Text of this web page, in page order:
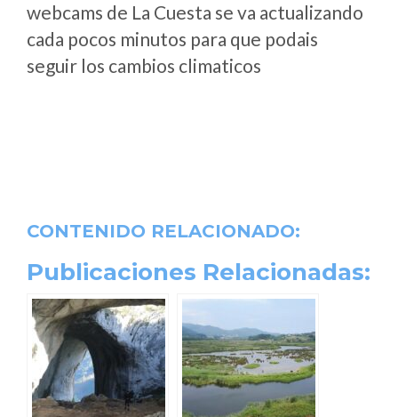
webcams de La Cuesta se va actualizando
cada pocos minutos para que podais
seguir los cambios climaticos
CONTENIDO RELACIONADO:
Publicaciones Relacionadas: